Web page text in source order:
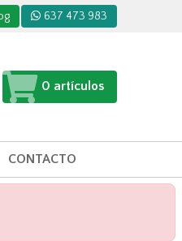
637 473 983
0 artículos
CONTACTO